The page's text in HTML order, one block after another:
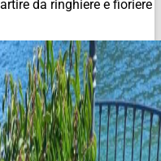
da ringhiere e fioriere